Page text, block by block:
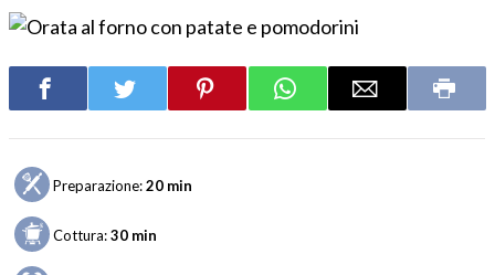
Preparazione:20 min
Cottura:30 min